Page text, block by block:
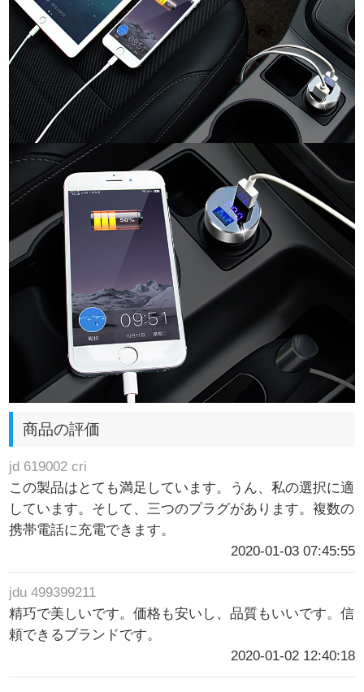
商品の評価
jd 619002 cri
この製品はとても満足しています。うん、私の選択に適
しています。そして、三つのプラグがあります。複数の
携帯電話に充電できます。
2020-01-03 07:45:55
jdu 499399211
精巧で美しいです。価格も安いし、品質もいいです。信
頼できるブランドです。
2020-01-02 12:40:18